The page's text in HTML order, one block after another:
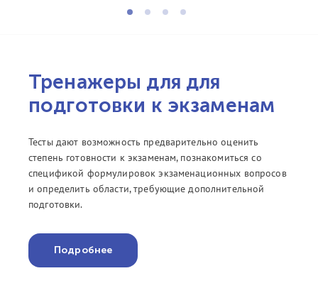
Тренажеры для для
подготовки к экзаменам
Тесты дают возможность предварительно оценить
степень готовности к экзаменам, познакомиться со
спецификой формулировок экзаменационных вопросов
и определить области, требующие дополнительной
подготовки.
Подробнее